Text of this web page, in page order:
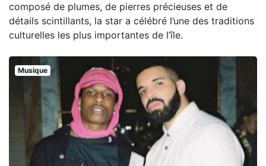
composé de plumes, de pierres précieuses et de
détails scintillants, la star a célébré l’une des traditions
culturelles les plus importantes de l’île.
Musique